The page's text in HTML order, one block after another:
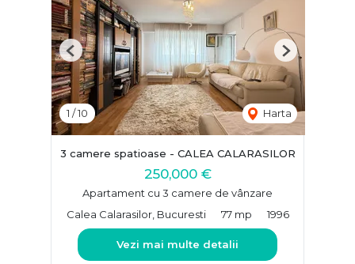
1 /10 Harta
Previous Next
3 camere spatioase - CALEA CALARASILOR
250,000 €
Apartament cu 3 camere de vânzare
Calea Calarasilor, Bucuresti
77 mp 1996
Vezi mai multe detalii